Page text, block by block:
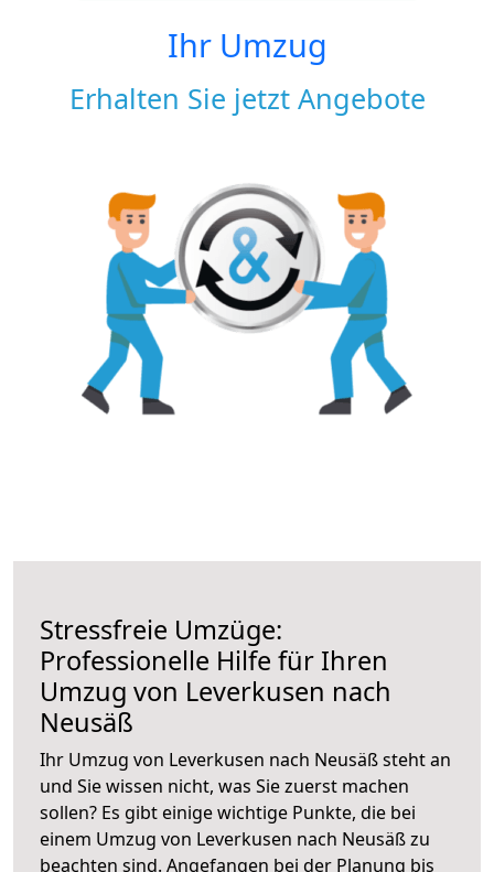
Ihr Umzug
Erhalten Sie jetzt Angebote
Stressfreie Umzüge:
Professionelle Hilfe für Ihren
Umzug von Leverkusen nach
Neusäß
Ihr Umzug von Leverkusen nach Neusäß steht an
und Sie wissen nicht, was Sie zuerst machen
sollen? Es gibt einige wichtige Punkte, die bei
einem Umzug von Leverkusen nach Neusäß zu
beachten sind. Angefangen bei der Planung bis